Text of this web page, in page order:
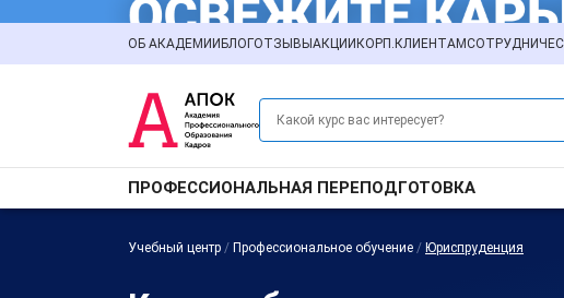
ОБ АКАДЕМИИ БЛОГОТЗЫВЫ АКЦИИ КОРП.КЛИЕНТАМ
ПРОФЕССИОНАЛЬНАЯ ПЕРЕПОДГОТОВКА
Учебный центр / Профессиональное обучение / Юриспруденция